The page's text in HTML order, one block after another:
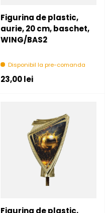
Figurina de plastic,
aurie, 20 cm, baschet,
WING/BAS2
Disponibil la pre-comanda
Pret initial
23,00 lei
Figurina de plastic,